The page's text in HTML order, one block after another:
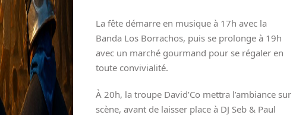
La fête démarre en musique à 17h avec la
Banda Los Borrachos, puis se prolonge à 19h
avec un marché gourmand pour se régaler en
toute convivialité.
À 20h, la troupe David’Co mettra l’ambiance sur
scène, avant de laisser place à DJ Seb & Paul